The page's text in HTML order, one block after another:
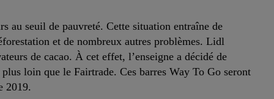
au seuil de pauvreté. Cette situation entraîne de
et de nombreux autres problèmes. Lidl
de cacao. À cet effet, l’enseigne a décidé de
loin que le Fairtrade. Ces barres Way To Go seront
2019.